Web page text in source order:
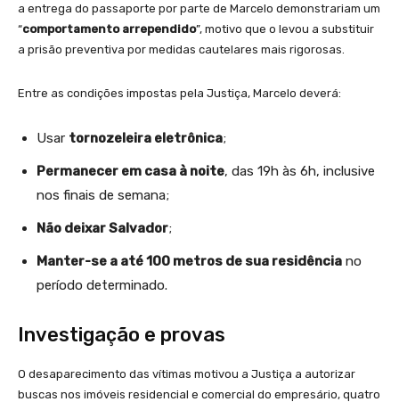
a entrega do passaporte por parte de Marcelo demonstrariam um
“comportamento arrependido”, motivo que o levou a substituir
a prisão preventiva por medidas cautelares mais rigorosas.
Entre as condições impostas pela Justiça, Marcelo deverá:
Usar tornozeleira eletrônica;
Permanecer em casa à noite, das 19h às 6h, inclusive
nos finais de semana;
Não deixar Salvador;
Manter-se a até 100 metros de sua residência no
período determinado.
Investigação e provas
O desaparecimento das vítimas motivou a Justiça a autorizar
buscas nos imóveis residencial e comercial do empresário, quatro